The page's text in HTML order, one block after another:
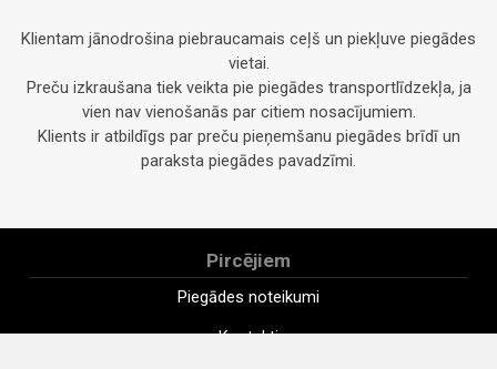
Klientam jānodrošina piebraucamais ceļš un piekļuve piegādes
vietai.
Preču izkraušana tiek veikta pie piegādes transportlīdzekļa, ja
vien nav vienošanās par citiem nosacījumiem.
Klients ir atbildīgs par preču pieņemšanu piegādes brīdī un
paraksta piegādes pavadzīmi.
Pircējiem
Piegādes noteikumi
Kontakti